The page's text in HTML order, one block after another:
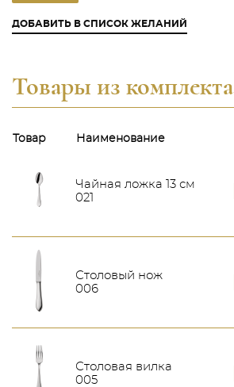
ДОБАВИТЬ В СПИСОК ЖЕЛАНИЙ
Товары из комплекта
Товар Наименование
Чайная ложка 13 см
021
Столовый нож
006
Столовая вилка
005